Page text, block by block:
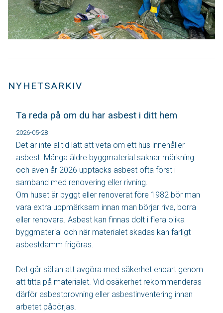
NYHETSARKIV
Ta reda på om du har asbest i ditt hem
2026-05-28
Det är inte alltid lätt att veta om ett hus innehåller
asbest. Många äldre byggmaterial saknar märkning
och även år 2026 upptäcks asbest ofta först i
samband med renovering eller rivning.
Om huset är byggt eller renoverat före 1982 bör man
vara extra uppmärksam innan man börjar riva, borra
eller renovera. Asbest kan finnas dolt i flera olika
byggmaterial och när materialet skadas kan farligt
asbestdamm frigöras.
Det går sällan att avgöra med säkerhet enbart genom
att titta på materialet. Vid osäkerhet rekommenderas
därför asbestprovning eller asbestinventering innan
arbetet påbörjas.